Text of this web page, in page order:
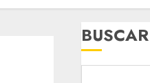
BUSCAR